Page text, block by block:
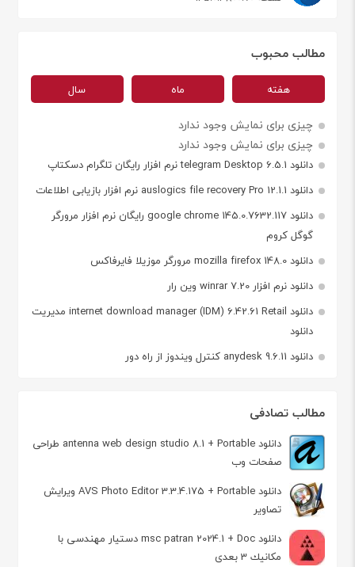
مطالب محبوب
هفته ماه سال
چیزی برای نمایش وجود ندارد
چیزی برای نمایش وجود ندارد
دانلود telegram Desktop 6.5.1 نرم افزار رایگان تلگرام دسکتاپ
دانلود auslogics file recovery Pro 12.1.1 نرم افزار بازیابی اطلاعات
دانلود google chrome 145.0.7632.117 رایگان نرم افزار مرورگر
گوگل کروم
دانلود mozilla firefox 148.0 مرورگر موزیلا فایرفاکس
دانلود نرم افزار winrar 7.20 وین رار
دانلود internet download manager (IDM) 6.42.61 Retail مدیریت
دانلود
دانلود anydesk 9.6.11 کنترل ویندوز از راه دور
مطالب تصادفی
دانلود antenna web design studio 8.1 + Portable طراحی
صفحات وب
دانلود AVS Photo Editor 3.3.4.175 + Portable ویرایش
تصاویر
دانلود msc patran 2024.1 + Doc دستيار مهندسی با
مكانيك 3 بعدی